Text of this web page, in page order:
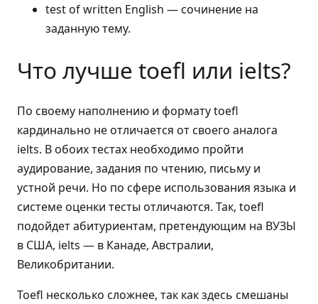
test of written English — сочинение на
заданную тему.
Что лучше toefl или ielts?
По своему наполнению и формату toefl
кардинально не отличается от своего аналога
ielts. В обоих тестах необходимо пройти
аудирование, задания по чтению, письму и
устной речи. Но по сфере использования языка и
системе оценки тесты отличаются. Так, toefl
подойдет абитуриентам, претендующим на ВУЗЫ
в США, ielts — в Канаде, Австралии,
Великобритании.
Toefl несколько сложнее, так как здесь смешаны